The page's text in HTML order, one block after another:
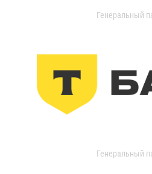
Генеральный
Генеральный